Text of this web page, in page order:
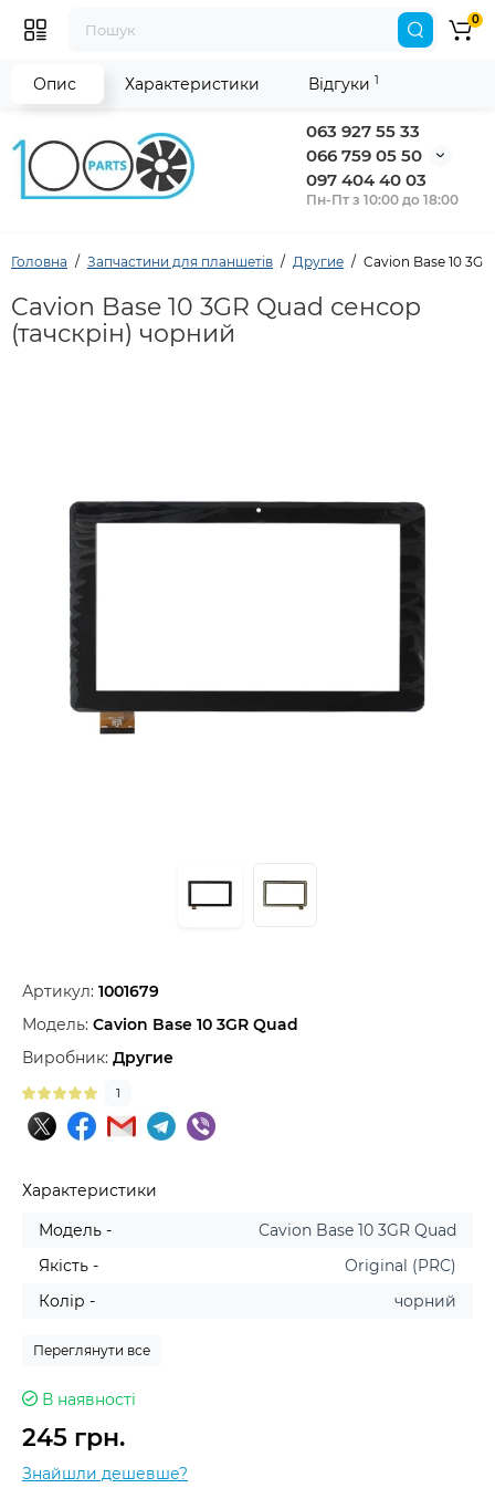
063 927 55 33
066 759 05 50
097 404 40 03
Пн-Пт з 10:00 до 18:00
0
Головна Запчастини для планшетів Другие Cavion Base 10
Cavion Base 10 3GR Quad сенсор
(тачскрін) чорний
Артикул: 1001679
Модель: Cavion Base 10 3GR Quad
Виробник: Другие
1
Характеристики
Модель -
Cavion Base 10 3GR Quad
Якість -
Original (PRC)
Колір -
чорний
Переглянути все
В наявності
245 грн.
Знайшли дешевше?
Опис Характеристики Відгуки 1